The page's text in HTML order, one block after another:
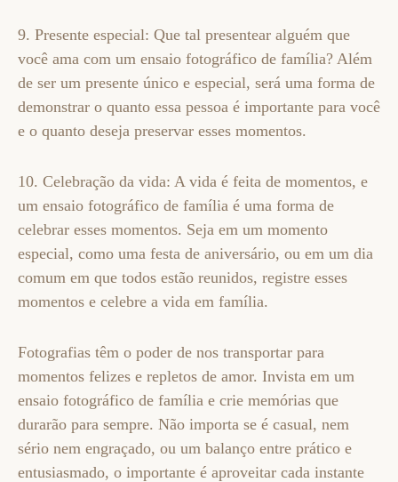
9. Presente especial: Que tal presentear alguém que
você ama com um ensaio fotográfico de família? Além
de ser um presente único e especial, será uma forma de
demonstrar o quanto essa pessoa é importante para você
e o quanto deseja preservar esses momentos.
10. Celebração da vida: A vida é feita de momentos, e
um ensaio fotográfico de família é uma forma de
celebrar esses momentos. Seja em um momento
especial, como uma festa de aniversário, ou em um dia
comum em que todos estão reunidos, registre esses
momentos e celebre a vida em família.
Fotografias têm o poder de nos transportar para
momentos felizes e repletos de amor. Invista em um
ensaio fotográfico de família e crie memórias que
durarão para sempre. Não importa se é casual, nem
sério nem engraçado, ou um balanço entre prático e
entusiasmado, o importante é aproveitar cada instante